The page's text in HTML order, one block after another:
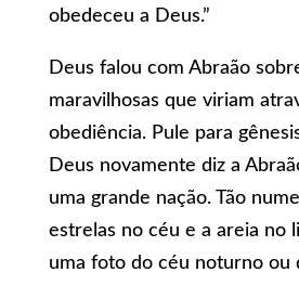
obedeceu a Deus.”
Deus falou com Abraão
maravilhosas que viriam
obediência. Pule para
Deus novamente diz a
uma grande nação. Tão
estrelas no céu e a areia no
uma foto do céu noturno ou